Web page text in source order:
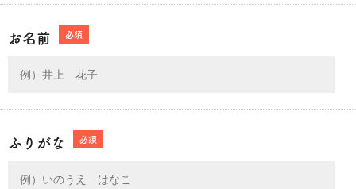
お名前 必須
ふりがな 必須